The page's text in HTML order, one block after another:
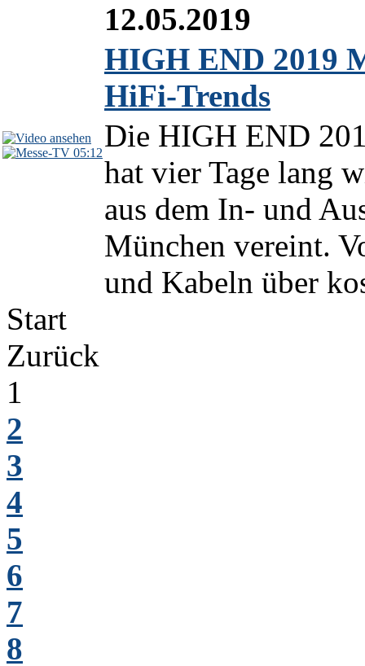
05:12
12.05.2019
HIGH END 2019
HiFi-Trends
Die HIGH END
hat vier Tage lang
aus dem In- und
München vereint.
und Kabeln über
Start
Zurück
1
2
3
4
5
6
7
8